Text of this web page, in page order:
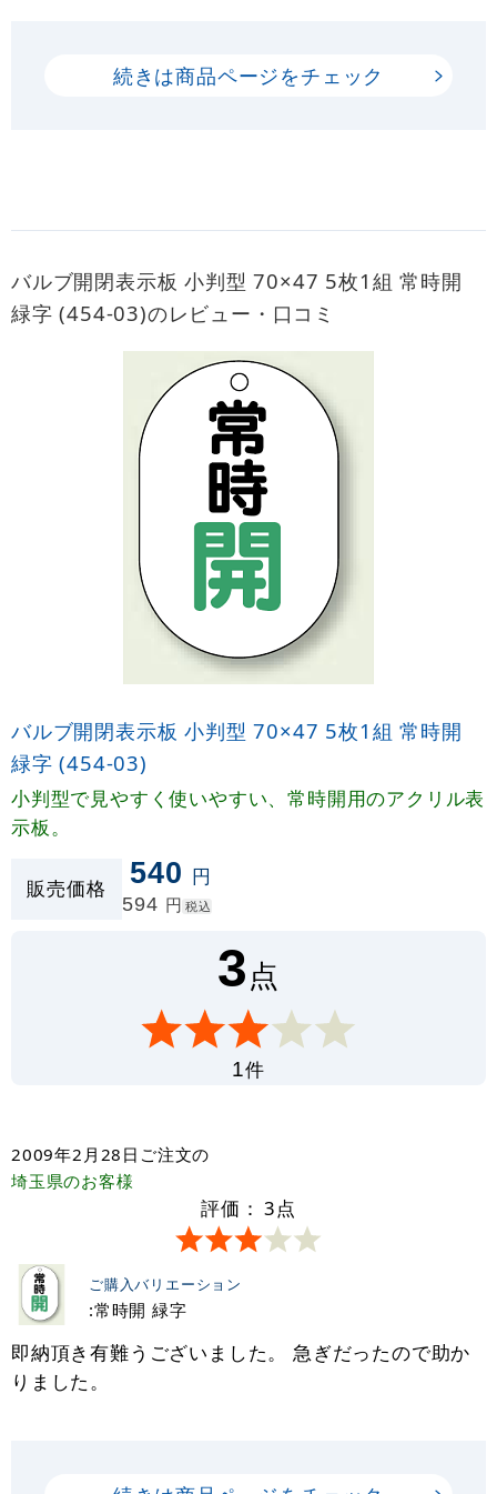
続きは商品ページをチェック
バルブ開閉表示板 小判型 70×47 5枚1組 常時開
緑字 (454-03)のレビュー・口コミ
バルブ開閉表示板 小判型 70×47 5枚1組 常時開
緑字 (454-03)
小判型で見やすく使いやすい、常時開用のアクリル表
示板。
販売価格 540 円
594 円 税込
3点
1件
2009年2月28日 ご注文の
埼玉県のお客様
評価： 3点
ご購入バリエーション
:常時開 緑字
即納頂き有難うございました。 急ぎだったので助か
りました。